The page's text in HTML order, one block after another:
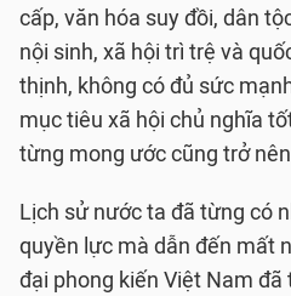
cấp, văn hóa suy đồi, dân
nội sinh, xã hội trì trệ và
thịnh, không có đủ sức
mục tiêu xã hội chủ nghĩa
từng mong ước cũng trở
Lịch sử nước ta đã từng có
quyền lực mà dẫn đến mất
đại phong kiến Việt Nam